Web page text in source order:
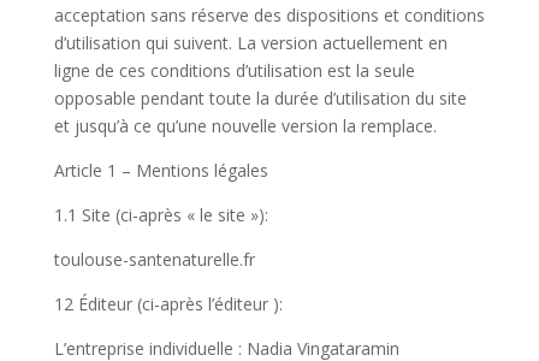
acceptation sans réserve des dispositions et conditions
d’utilisation qui suivent. La version actuellement en
ligne de ces conditions d’utilisation est la seule
opposable pendant toute la durée d’utilisation du site
et jusqu’à ce qu’une nouvelle version la remplace.
Article 1 – Mentions légales
1.1 Site (ci-après « le site »):
toulouse-santenaturelle.fr
12 Éditeur (ci-après l’éditeur ):
L’entreprise individuelle : Nadia Vingataramin